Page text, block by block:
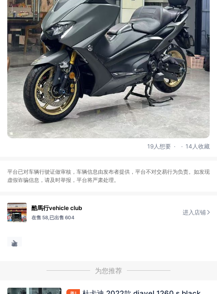
19人想要 . . 14人收藏
平台已对车辆行驶证做审核，车辆信息由发布者提供，平台不对交易行为负责。如发现
虚假诈骗信息，请及时举报，平台将严肃处理。
酷馬行vehicle club
在售 58, 已出售 604
进入店铺
为您推荐